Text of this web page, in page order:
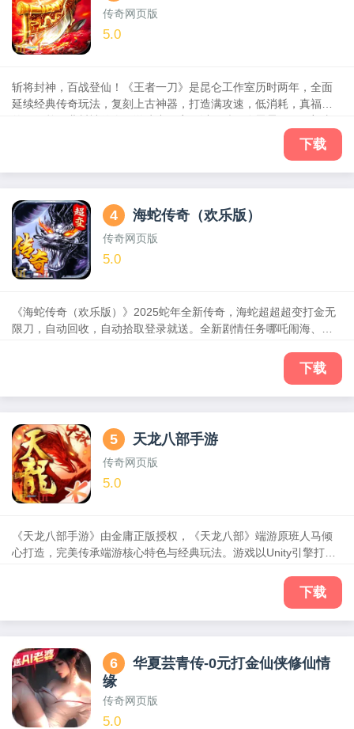
传奇网页版
5.0
斩将封神，百战登仙！《王者一刀》是昆仑工作室历时两年，全面
延续经典传奇玩法，复刻上古神器，打造满攻速，低消耗，真福利
君、哪吒三太子附体，开启雷霆刺杀，无敌剑气，流星火雨等千里
下载
4 海蛇传奇（欢乐版）
传奇网页版
5.0
《海蛇传奇（欢乐版）》2025蛇年全新传奇，海蛇超超超变打金无
限刀，自动回收，自动拾取登录就送。全新剧情任务哪吒闹海、神
血再战，皇城对决，兄弟齐聚沙城随时随地征战传奇世界，有兄弟
有屠龙。打怪领真充，刀刀爆神装，满屏光柱，永久自动回收，永
久自动拾取，称霸王城不是梦，兄弟聚首再战传奇！
下载
5 天龙八部手游
传奇网页版
5.0
《天龙八部手游》由金庸正版授权，《天龙八部》端游原班人马倾
心打造，完美传承端游核心特色与经典玩法。游戏以Unity引擎打造
更有乔峰、段誉、虚竹、阿朱、王语嫣等英雄角色指点传世神功。
经典门派，远攻近战、刺客治疗各具特色，珍兽神器、装备打造玩
法丰富，还有行酒令、运镖、凤凰古城、帮会擂台等快意帮派玩
庸笔下宏大的天龙江湖！
下载
6
华夏芸青传-0元打金仙侠修仙情
缘
传奇网页版
5.0